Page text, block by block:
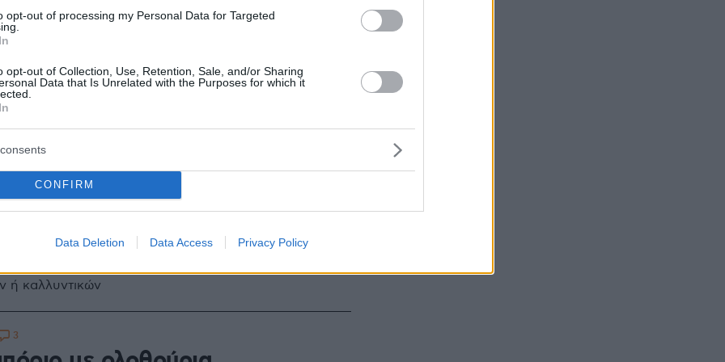
opt-out of processing my Personal Data for Targeted
opt-out of Collection, Use, Retention, Sale, and/or Sharing
Data that Is Unrelated with the Purposes for which it
CONFIRM
Data Deletion Data Access Privacy Policy
με 5.000 ολοθούρια,
παράτησαν για να διαφύγουν!
επαναποντίστηκαν στη θάλασσα
2
παράνομα ολοθούρια στον
κόλπο
της θάλασσας» είναι ανάρπαστα στην Κίνα
ή καλλυντικών
3